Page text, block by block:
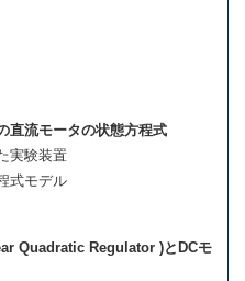
直流モータの状態方程式
実験装置
式モデル
Quadratic Regulator )とDCモ